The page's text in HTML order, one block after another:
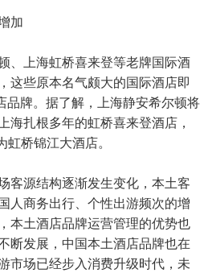
加
、上海虹桥喜来登等老牌国际酒
这些原本名气颇大的国际酒店即
品牌。据了解，上海静安希尔顿将
海扎根多年的虹桥喜来登酒店，
桥锦江大酒店。
客源结构逐渐发生变化，本土客
人商务出行、个性出游频次的增
本土酒店品牌运营管理的优势也
断发展，中国本土酒店品牌也在
市场已经步入消费升级时代，未